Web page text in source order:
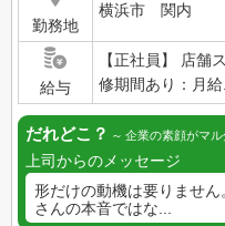
勤務地
横浜市 関内
給与
【正社員】 店
修期間あり：月給
だれどこ？ 企業の素顔がマル
上司からのメッセージ
形だけの動機は要りませ
さんの本音ではな...